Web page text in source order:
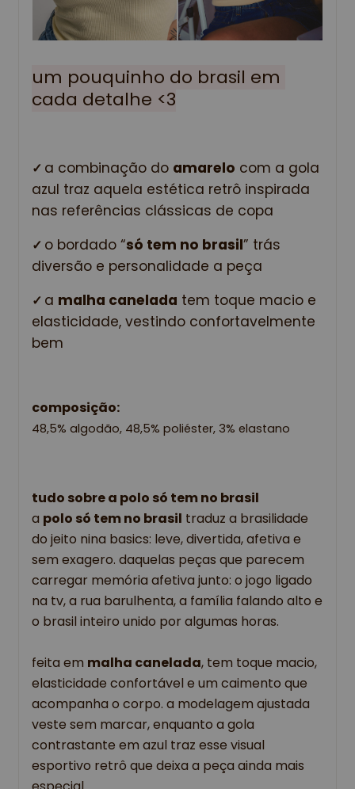
um pouquinho do brasil em
cada detalhe <3
✓ a combinação do amarelo com a gola
azul traz aquela estética retrô inspirada
nas referências clássicas de copa
✓ o bordado “só tem no brasil” trás
diversão e personalidade a peça
✓ a malha canelada tem toque macio e
elasticidade, vestindo confortavelmente
bem
composição:
48,5% algodão, 48,5% poliéster, 3% elastano
tudo sobre a polo só tem no brasil
a polo só tem no brasil traduz a brasilidade
do jeito nina basics: leve, divertida, afetiva e
sem exagero. daquelas peças que parecem
carregar memória afetiva junto: o jogo ligado
na tv, a rua barulhenta, a família falando alto e
o brasil inteiro unido por algumas horas.
feita em malha canelada, tem toque macio,
elasticidade confortável e um caimento que
acompanha o corpo. a modelagem ajustada
veste sem marcar, enquanto a gola
contrastante em azul traz esse visual
esportivo retrô que deixa a peça ainda mais